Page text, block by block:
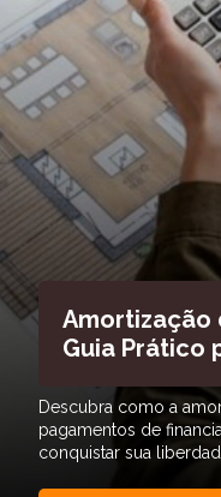
Amortização
Guia Prático
Descubra como a
pagamentos de
conquistar sua